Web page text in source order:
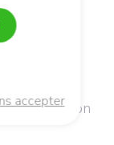
une
est
besoin
alimentation
accepter